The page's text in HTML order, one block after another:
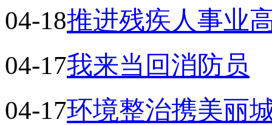
04-18推进残疾人事业
04-17我来当回消防员
04-17环境整治携美丽